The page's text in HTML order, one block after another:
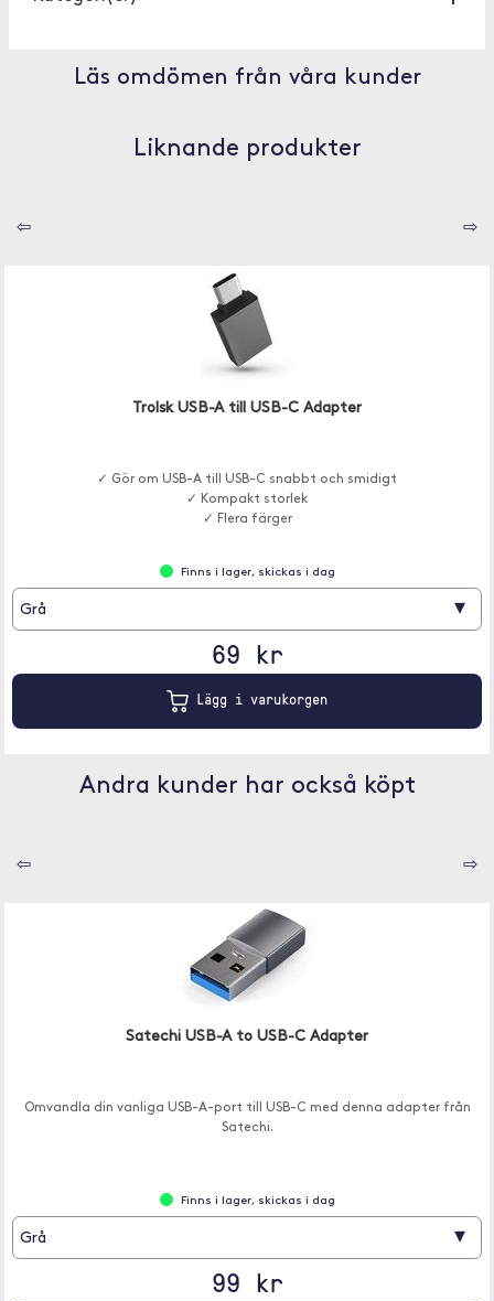
Läs omdömen från våra kunder
Liknande produkter
⇦ ⇨
Trolsk USB-A till USB-C Adapter
✓ Gör om USB-A till USB-C snabbt och smidigt
✓ Kompakt storlek
✓ Flera färger
Finns i lager, skickas i dag
Grå ▾
69 kr
Lägg i varukorgen
Andra kunder har också köpt
⇦ ⇨
Satechi USB-A to USB-C Adapter
Omvandla din vanliga USB-A-port till USB-C med denna adapter från
Satechi.
Finns i lager, skickas i dag
Grå ▾
99 kr